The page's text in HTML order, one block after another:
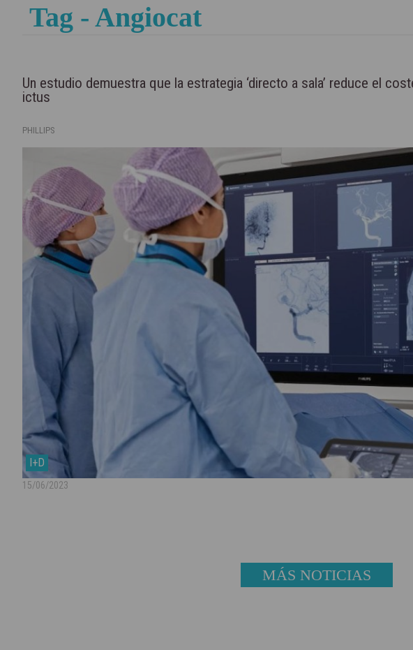
Tag - Angiocat
Un estudio demuestra que la estrategia ‘directo a sala’ reduce el
ictus
PHILLIPS
I+D
15/06/2023
MÁS NOTICIAS